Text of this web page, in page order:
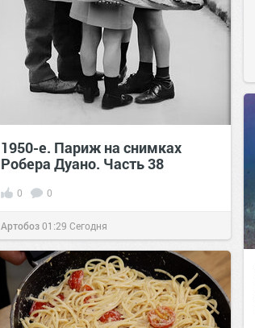
1950-е. Париж на снимках
Робера Дуано. Часть 38
0 0
Артобоз01:29 Сегодня